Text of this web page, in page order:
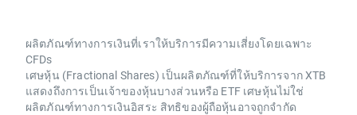
ผลิตภัณฑ์ทางการเงินที่เราให้บริการมีความเสี่ยงโดยเฉพาะ
CFDs
เศษหุ้น (Fractional Shares) เป็นผลิตภัณฑ์ที่ให้บริการจาก XTB
แสดงถึงการเป็นเจ้าของหุ้นบางส่วนหรือ ETF เศษหุ้นไม่ใช่
ผลิตภัณฑ์ทางการเงินอิสระ สิทธิของผู้ถือหุ้นอาจถูกจำกัด